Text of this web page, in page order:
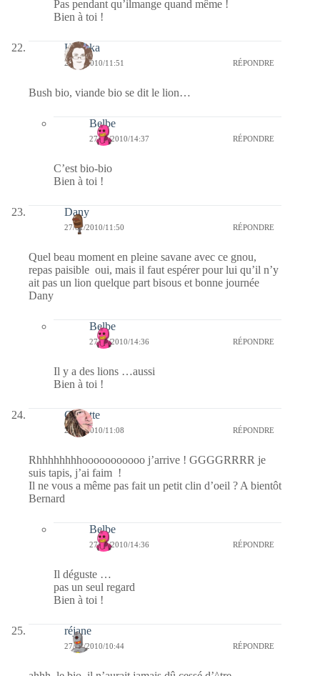
Pas pendant qu’ilmange quand même !
Bien à toi !
Heyoka
27/01/2010/11:51 RÉPONDRE
Bush bio, viande bio se dit le lion…
Belbe
27/01/2010/14:37 RÉPONDRE
C’est bio-bio
Bien à toi !
Dany
27/01/2010/11:50 RÉPONDRE
Quel beau moment en pleine savane avec ce gnou,
repas paisible oui, mais il faut espérer pour lui qu’il n’y
ait pas un lion quelque part bisous et bonne journée
Dany
Belbe
27/01/2010/14:36 RÉPONDRE
Il y a des lions …aussi
Bien à toi !
Crikette
27/01/2010/11:08 RÉPONDRE
Rhhhhhhhhooooooooooo j’arrive ! GGGGRRRR je
suis tapis, j’ai faim !
Il ne vous a même pas fait un petit clin d’oeil ? A bientôt
Bernard
Belbe
27/01/2010/14:36 RÉPONDRE
Il déguste …
pas un seul regard
Bien à toi !
réjane
27/01/2010/10:44 RÉPONDRE